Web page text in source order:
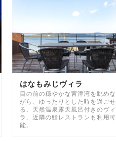
はなもみじヴィラ
目の前の穏やかな宮津湾を眺めな
がら、ゆったりとした時を過ごせ
る、天然温泉露天風呂付きのヴィ
ラ。近隣の鮨レストランも利用可
能。